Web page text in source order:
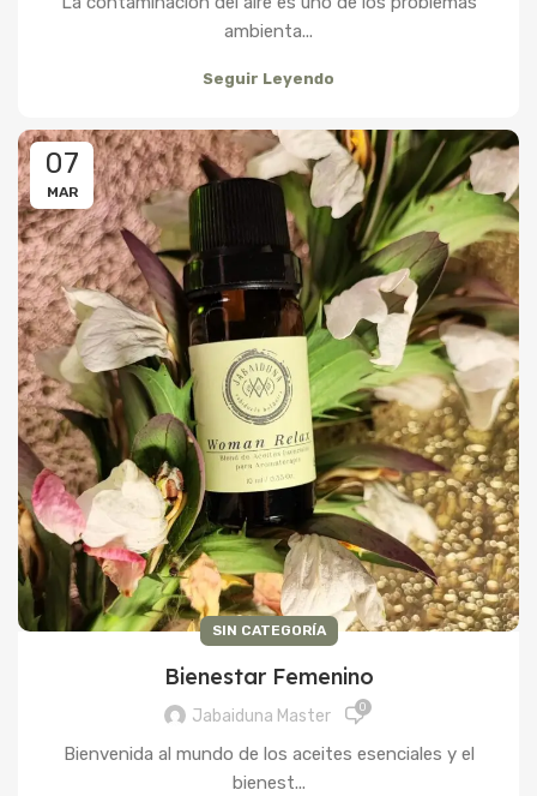
ambienta...
Seguir Leyendo
07
MAR
SIN CATEGORÍA
Bienestar Femenino
Jabaiduna Master 0
Bienvenida al mundo de los aceites esenciales y el
bienest...